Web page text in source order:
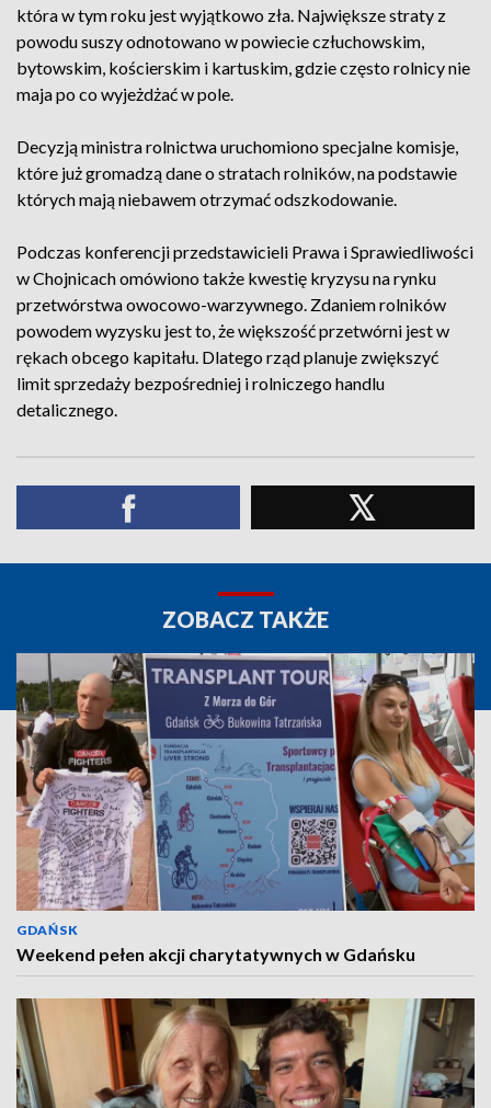
która w tym roku jest wyjątkowo zła. Największe straty z
powodu suszy odnotowano w powiecie człuchowskim,
bytowskim, kościerskim i kartuskim, gdzie często rolnicy nie
maja po co wyjeżdżać w pole.
Decyzją ministra rolnictwa uruchomiono specjalne komisje,
które już gromadzą dane o stratach rolników, na podstawie
których mają niebawem otrzymać odszkodowanie.
Podczas konferencji przedstawicieli Prawa i Sprawiedliwości
w Chojnicach omówiono także kwestię kryzysu na rynku
przetwórstwa owocowo-warzywnego. Zdaniem rolników
powodem wyzysku jest to, że większość przetwórni jest w
rękach obcego kapitału. Dlatego rząd planuje zwiększyć
limit sprzedaży bezpośredniej i rolniczego handlu
detalicznego.
ZOBACZ TAKŻE
GDAŃSK
Weekend pełen akcji charytatywnych w Gdańsku